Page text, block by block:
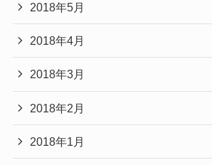
2018年5月
2018年4月
2018年3月
2018年2月
2018年1月